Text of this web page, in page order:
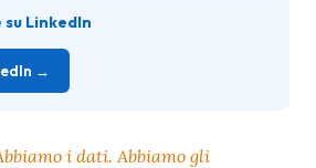
LinkedIn
→
i dati. Abbiamo gli